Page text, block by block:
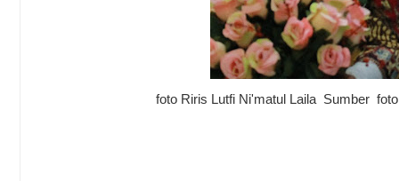
foto Riris Lutfi Ni'matul Laila Sumber